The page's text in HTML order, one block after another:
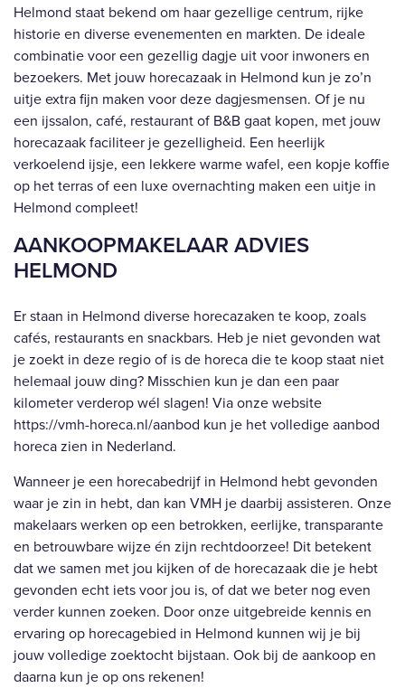
Helmond staat bekend om haar gezellige centrum, rijke
historie en diverse evenementen en markten. De ideale
combinatie voor een gezellig dagje uit voor inwoners en
bezoekers. Met jouw horecazaak in Helmond kun je zo’n
uitje extra fijn maken voor deze dagjesmensen. Of je nu
een ijssalon, café, restaurant of B&B gaat kopen, met jouw
horecazaak faciliteer je gezelligheid. Een heerlijk
verkoelend ijsje, een lekkere warme wafel, een kopje koffie
op het terras of een luxe overnachting maken een uitje in
Helmond compleet!
AANKOOPMAKELAAR ADVIES
HELMOND
Er staan in Helmond diverse horecazaken te koop, zoals
cafés, restaurants en snackbars. Heb je niet gevonden wat
je zoekt in deze regio of is de horeca die te koop staat niet
helemaal jouw ding? Misschien kun je dan een paar
kilometer verderop wél slagen! Via onze website
https://vmh-horeca.nl/aanbod kun je het volledige aanbod
horeca zien in Nederland.
Wanneer je een horecabedrijf in Helmond hebt gevonden
waar je zin in hebt, dan kan VMH je daarbij assisteren. Onze
makelaars werken op een betrokken, eerlijke, transparante
en betrouwbare wijze én zijn rechtdoorzee! Dit betekent
dat we samen met jou kijken of de horecazaak die je hebt
gevonden echt iets voor jou is, of dat we beter nog even
verder kunnen zoeken. Door onze uitgebreide kennis en
ervaring op horecagebied in Helmond kunnen wij je bij
jouw volledige zoektocht bijstaan. Ook bij de aankoop en
daarna kun je op ons rekenen!